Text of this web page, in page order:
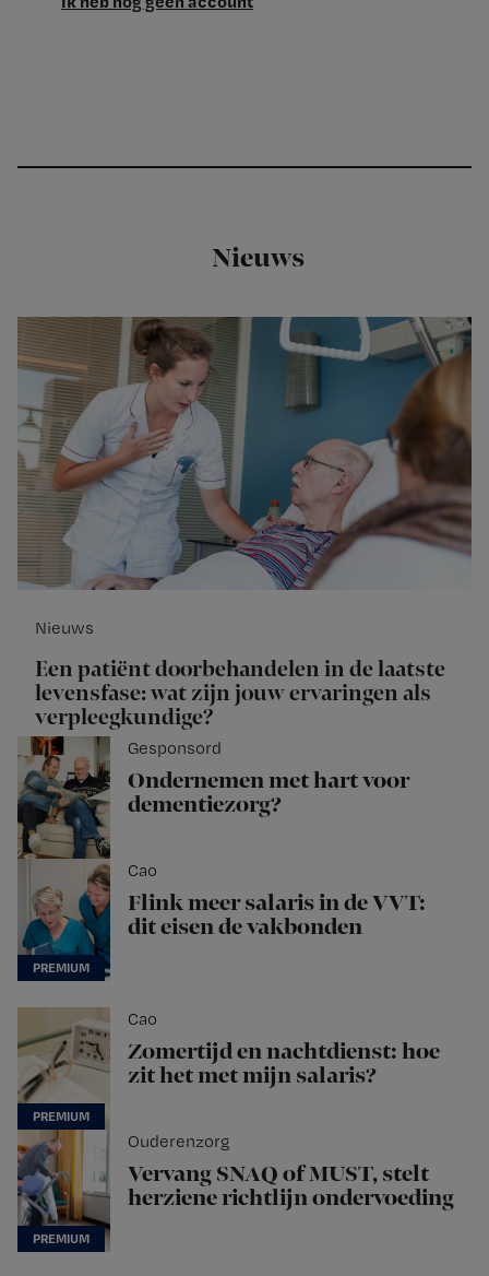
Nieuws
Nieuws
Een patiënt doorbehandelen in de laatste
levensfase: wat zijn jouw ervaringen als
verpleegkundige?
Gesponsord
Ondernemen met hart voor
dementiezorg?
Cao
Flink meer salaris in de VVT:
dit eisen de vakbonden
Cao
Zomertijd en nachtdienst: hoe
zit het met mijn salaris?
Ouderenzorg
Vervang SNAQ of MUST, stelt
herziene richtlijn ondervoeding